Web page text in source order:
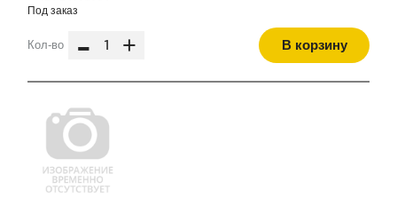
Под заказ
Кол-во - + В корзину